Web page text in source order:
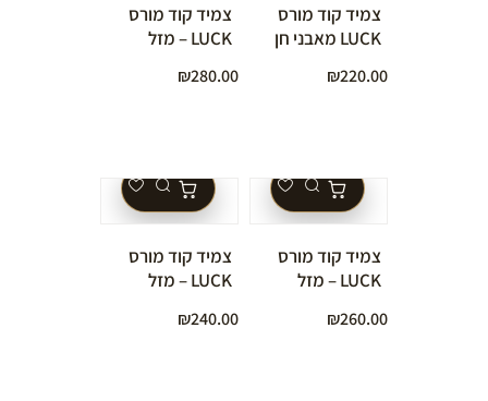
צמיד קוד מורס
LUCK מאבני חן
₪220.00
צמיד קוד מורס
LUCK – מזל
וגולדפילד**
₪280.00
צמיד קוד מורס
LUCK – מזל
וגולדפילד**
₪260.00
צמיד קוד מורס
LUCK – מזל
וחרוזי כסף 925**
₪240.00